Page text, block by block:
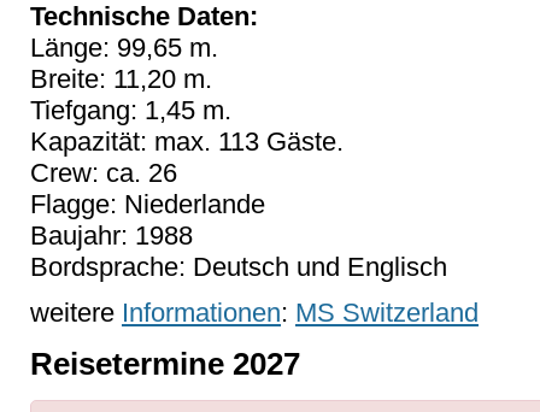
Technische Daten:
Länge: 99,65 m.
Breite: 11,20 m.
Tiefgang: 1,45 m.
Kapazität: max. 113 Gäste.
Crew: ca. 26
Flagge: Niederlande
Baujahr: 1988
Bordsprache: Deutsch und Englisch
weitere Informationen: MS Switzerland
Reisetermine 2027